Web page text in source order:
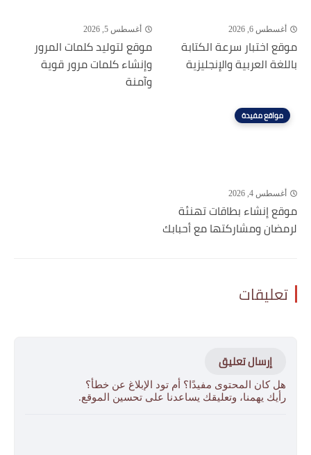
أغسطس 6, 2026
موقع اختبار سرعة الكتابة
باللغة العربية والإنجليزية
أغسطس 5, 2026
موقع لتوليد كلمات المرور
وإنشاء كلمات مرور قوية
وآمنة
مواقع مفيدة
أغسطس 4, 2026
موقع إنشاء بطاقات تهنئة
لرمضان ومشاركتها مع أحبابك
تعليقات
إرسال تعليق
هل كان المحتوى مفيدًا؟ أم تود الإبلاغ عن خطأ؟
رأيك يهمنا، وتعليقك يساعدنا على تحسين الموقع.